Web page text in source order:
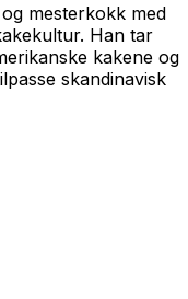
mesterkokk med
Han tar
kakene og
skandinavisk